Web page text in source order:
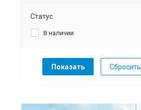
Статус
В наличии
Сбросить